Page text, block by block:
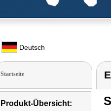
Deutsch
Startseite
Produkt-Übersicht: